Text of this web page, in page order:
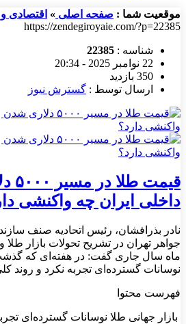
موقعیت شما : صفحه اصلی » اقتصادی
https://zendegiroyaie.com/?p=22385
شناسه : 22385
22 نوامبر 2025 - 20:34
350 بازدید
ارسال توسط : گسترش نیوز
داخلی ایران چه واکنشی
نادر بذرافشان، رئیس اتحادیه صنف
جواهر تهران در تشریح تحولات بازار طلا
ماه سال جاری گفت: در هفته‌ای که
نوسانات گسترده‌ای تجربه نکرد و روند
فهرست محتوا
بازار جهانی طلا نوسانات گسترده‌ای